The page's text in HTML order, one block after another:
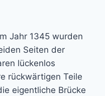
Jahr 1345 wurden
Seiten der
lückenlos
rückwärtigen Teile
eigentliche Brücke